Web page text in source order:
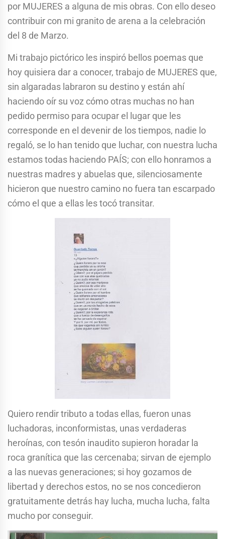
por MUJERES a alguna de mis obras. Con ello deseo
contribuir con mi granito de arena a la celebración
del 8 de Marzo.
Mi trabajo pictórico les inspiró bellos poemas que
hoy quisiera dar a conocer, trabajo de MUJERES que,
sin algaradas labraron su destino y están ahí
haciendo oír su voz cómo otras muchas no han
pedido permiso para ocupar el lugar que les
corresponde en el devenir de los tiempos, nadie lo
regaló, se lo han tenido que luchar, con nuestra lucha
estamos todas haciendo PAÍS; con ello honramos a
nuestras madres y abuelas que, silenciosamente
hicieron que nuestro camino no fuera tan escarpado
cómo el que a ellas les tocó transitar.
Quiero rendir tributo a todas ellas, fueron unas
luchadoras, inconformistas, unas verdaderas
heroínas, con tesón inaudito supieron horadar la
roca granítica que las cercenaba; sirvan de ejemplo
a las nuevas generaciones; si hoy gozamos de
libertad y derechos estos, no se nos concedieron
gratuitamente detrás hay lucha, mucha lucha, falta
mucho por conseguir.